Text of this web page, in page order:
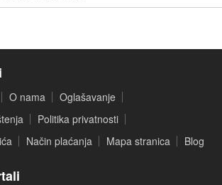
O nama
Oglašavanje
Politika privatnosti
Način plaćanja Mapa stranica Blog